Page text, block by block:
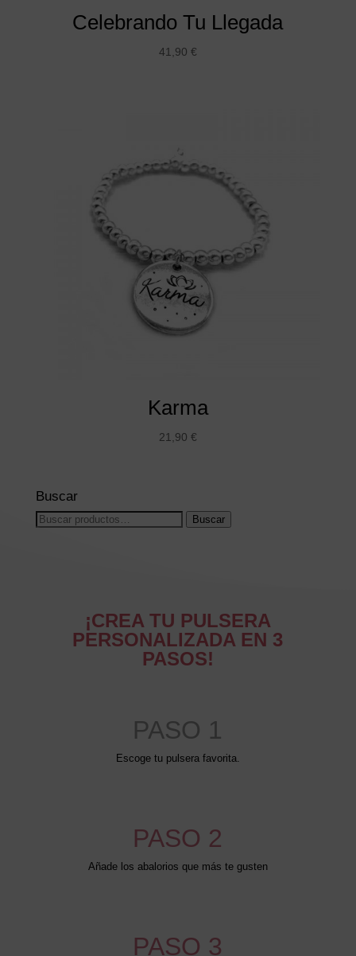
Celebrando Tu Llegada
41,90 €
Karma
21,90 €
Buscar
Buscar
Buscar
¡CREA TU PULSERA
PERSONALIZADA EN 3
PASOS!
PASO 1
Escoge tu pulsera favorita.
PASO 2
Añade los abalorios que más te gusten
PASO 3